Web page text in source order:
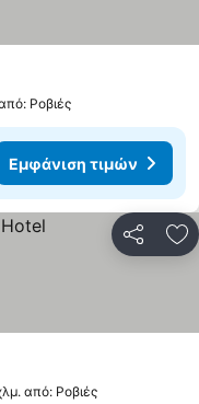
Ροβιές
Εμφάνιση τιμών
από: Ροβιές